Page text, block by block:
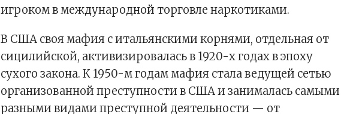
игроком в международной торговле наркотиками.
В США своя мафия с итальянскими корнями, отдельная от
сицилийской, активизировалась в 1920-х годах в эпоху
сухого закона. К 1950-м годам мафия стала ведущей сетью
организованной преступности в США и занималась самыми
разными видами преступной деятельности — от